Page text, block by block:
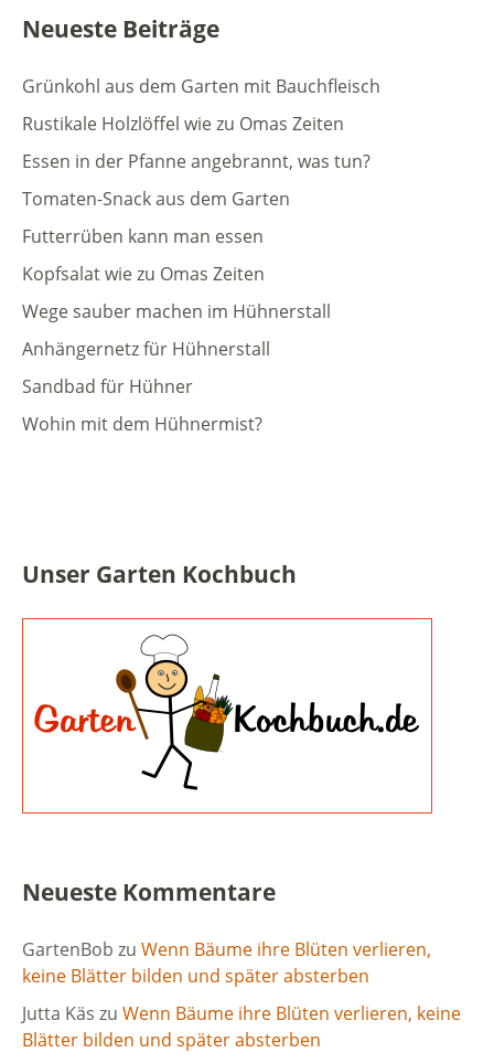
Neueste Beiträge
Grünkohl aus dem Garten mit Bauchfleisch
Rustikale Holzlöffel wie zu Omas Zeiten
Essen in der Pfanne angebrannt, was tun?
Tomaten-Snack aus dem Garten
Futterrüben kann man essen
Kopfsalat wie zu Omas Zeiten
Wege sauber machen im Hühnerstall
Anhängernetz für Hühnerstall
Sandbad für Hühner
Wohin mit dem Hühnermist?
Unser Garten Kochbuch
Neueste Kommentare
GartenBob zu Wenn Bäume ihre Blüten verlieren,
keine Blätter bilden und später absterben
Jutta Käs zu Wenn Bäume ihre Blüten verlieren, keine
Blätter bilden und später absterben